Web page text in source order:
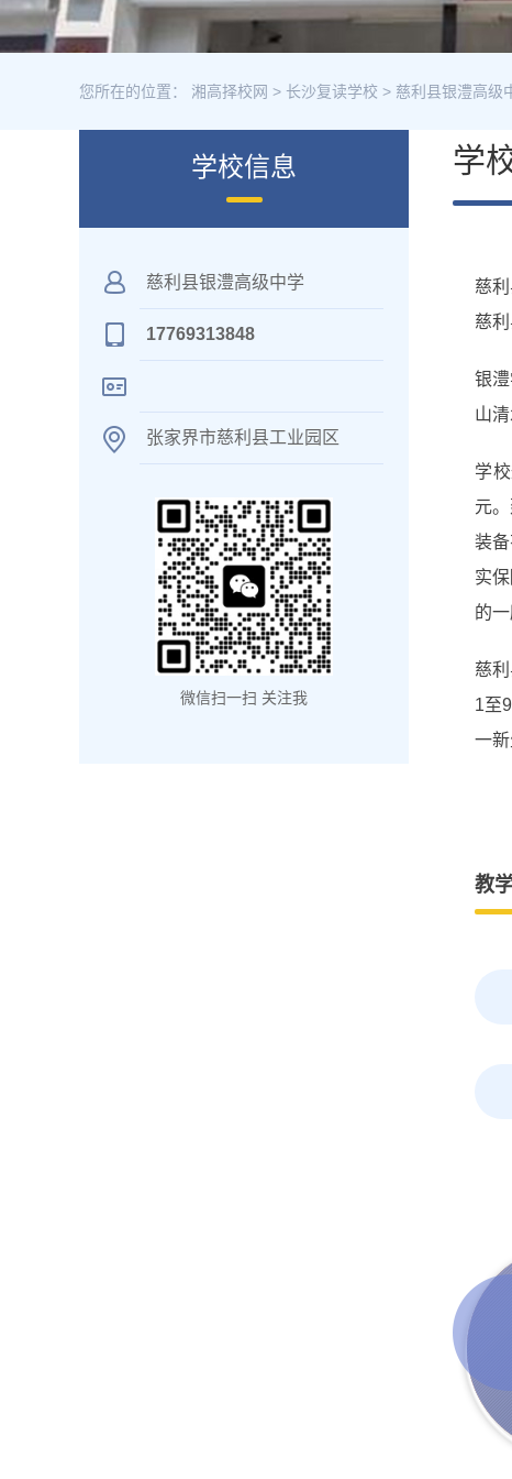
您所在的位置： 湘高择校网 > 长沙复读学校 > 慈利县银澧高级
学校信息
慈利县银澧高级中学
17769313848
张家界市慈利县工业园区
微信扫一扫 关注我
学
慈
慈
银
山
学
元
装
实
的
慈
1至
一新
教